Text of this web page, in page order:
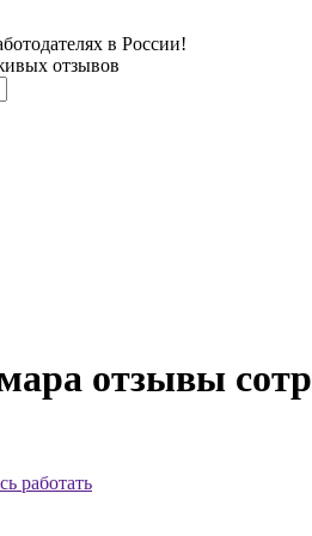
в России!
отзывов
отзывы
работать